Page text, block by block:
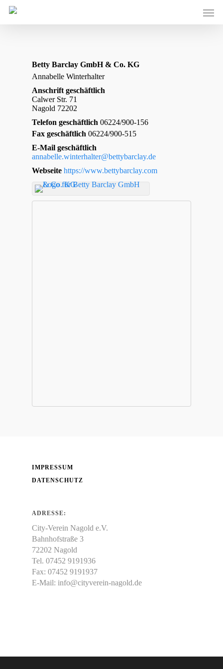
Skip
main
Betty Barclay GmbH & Co. KG
Annabelle Winterhalter
Anschrift geschäftlich
Calwer Str. 71
Nagold 72202
Telefon geschäftlich 06224/900-156
Fax geschäftlich 06224/900-515
E-Mail geschäftlich
annabelle.winterhalter@bettybarclay.de
Webseite https://www.bettybarclay.com
IMPRESSUM
DATENSCHUTZ
ADRESSE:
City-Verein Nagold e.V.
Bahnhofstraße 3
72202 Nagold
Tel. 07452 9191936
Fax: 07452 9191937
E-Mail: info@cityverein-nagold.de